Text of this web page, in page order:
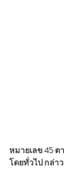
หมายเลข 45
โดยทั่วไป กล่า